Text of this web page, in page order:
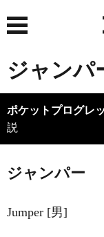
ジャンパ
ポケットプログレ
説
ジャンパー
Jumper [男]